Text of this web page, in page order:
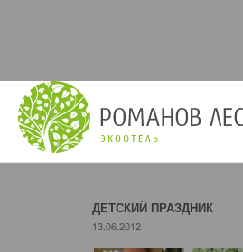
ДЕТСКИЙ ПРАЗДНИК
13.06.2012